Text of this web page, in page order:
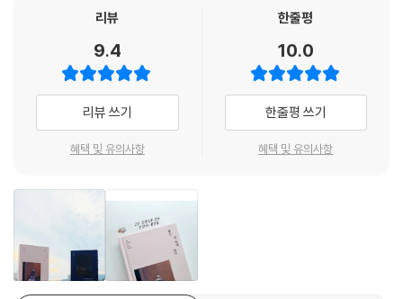
따라가고, 절대 멀리 떨어지지 않는다. 적이든 도둑이든 개를 위협하면 몸
을 내던져 싸운다. 자기 개를 보호하고 지키는 인간이 고대부터 경계심과
충성심을 상징하게 된 건 그 때문이다. 개를 키운 이래로 난 눈을 반만 감고
잔다. 누가 민다를 훔쳐 가진 않는지 지켜보려고 말이다. 민다가 산책하고
싶어 하면 난 산책하러 나간다. 민다가 자고 싶어 하면 난 앉아 글을 쓴다.
아주 작은 소리도 놓치지 않으려 귀를 쫑긋 세운 채 말이다. 낯선 개가 다가
오면 난 등을 곧추세우고는 이를 드러내며 무섭게 으르렁거린다. 그러면
다.
“인간, 네가 날 지켜준단 걸 알고 있어.”
--- pp.276-277 「카렐 차페크 l 민다, 혹은 개를 키운다는 것 - 반려,
우린 모두 누군가의 첫사랑이었다
을 읽으며, 독자들은 이제껏 없던 풍성한 인생 산책을 경험하게 될 것이다.
세계적 작가들의 진지한 사유와 삶을 바라보는 시선을 비교하며 읽을 순
없을까?
밤의 죽음애서 낮의 사랑까지 10개의 주제로 나눠 엮은 이제껏 없던 새로
운 구성의 세계 산문선
사랑하며, 사랑할 세계적 작가들의 산문을 밤과 낮이라는 두 개의 시공간
으로 나눠 엮은 새로운 구성의 책이다. 밤과 낮은 단순한 시간 구분을 넘어
추상적 차원에서 보면, 일생을 사는 동안 우리 삶을 관통하는 여러 주제를
그 온도와 명암에 따라 담고 있는 상징적 개념이라 할 수 있다. 이는 그래서
시간이자 공간이고, 공간이자 시간이 된다. 그리고 그 시공간에는 한편에
리뷰
9.4
리뷰 쓰기
혜택 및 유의사항
한줄평
10.0
한줄평 쓰기
혜택 및 유의사항